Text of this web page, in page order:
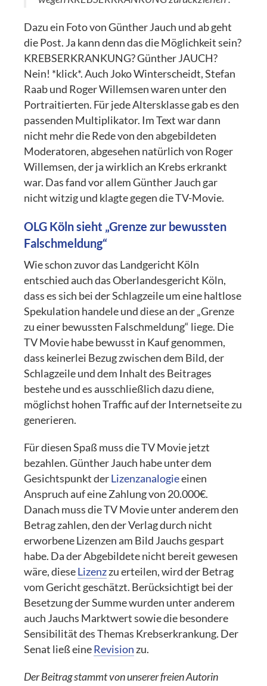
Dazu ein Foto von Günther Jauch und ab geht
die Post. Ja kann denn das die Möglichkeit sein?
KREBSERKRANKUNG? Günther JAUCH?
Nein! *klick*. Auch Joko Winterscheidt, Stefan
Raab und Roger Willemsen waren unter den
Portraitierten. Für jede Altersklasse gab es den
passenden Multiplikator. Im Text war dann
nicht mehr die Rede von den abgebildeten
Moderatoren, abgesehen natürlich von Roger
Willemsen, der ja wirklich an Krebs erkrankt
war. Das fand vor allem Günther Jauch gar
nicht witzig und klagte gegen die TV-Movie.
OLG Köln sieht „Grenze zur bewussten
Falschmeldung“
Wie schon zuvor das Landgericht Köln
entschied auch das Oberlandesgericht Köln,
dass es sich bei der Schlagzeile um eine haltlose
Spekulation handele und diese an der „Grenze
zu einer bewussten Falschmeldung“ liege. Die
TV Movie habe bewusst in Kauf genommen,
dass keinerlei Bezug zwischen dem Bild, der
Schlagzeile und dem Inhalt des Beitrages
bestehe und es ausschließlich dazu diene,
möglichst hohen Traffic auf der Internetseite zu
generieren.
Für diesen Spaß muss die TV Movie jetzt
bezahlen. Günther Jauch habe unter dem
Gesichtspunkt derLizenzanalogieeinen
Anspruch auf eine Zahlung von 20.000€.
Danach muss die TV Movie unter anderem den
Betrag zahlen, den der Verlag durch nicht
erworbene Lizenzen am Bild Jauchs gespart
habe. Da der Abgebildete nicht bereit gewesen
wäre, dieseLizenzzu erteilen, wird der Betrag
vom Gericht geschätzt. Berücksichtigt bei der
Besetzung der Summe wurden unter anderem
auch Jauchs Marktwert sowie die besondere
Sensibilität des Themas Krebserkrankung. Der
Senat ließ eineRevision zu.
Der Beitrag stammt von unserer freien Autorin